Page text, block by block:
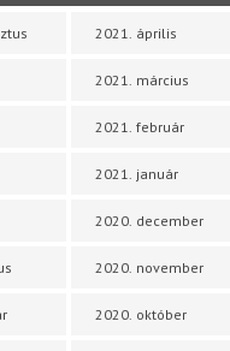
2021. április
2021. március
2021. február
2021. január
2020. december
2020. november
2020. október